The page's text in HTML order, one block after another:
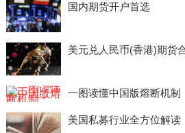
国内期货开户首选
美元兑人民币(香港)期货
一图读懂中国版熔断机制
美国私募行业全方位解读